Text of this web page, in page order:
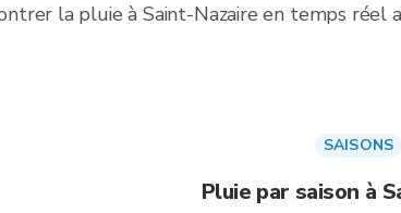
la pluie à Saint-Nazaire en temps réel
SAISONS
Pluie par saison à